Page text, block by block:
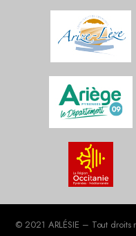
© 2021 ARLÉSIE – Tout droits